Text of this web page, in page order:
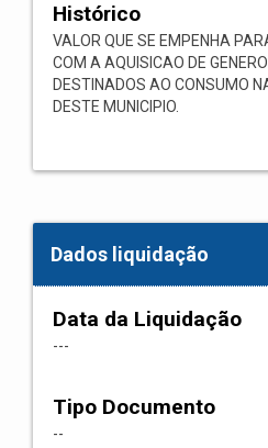
Histórico
VALOR QUE SE EMPENHA
COM A AQUISICAO DE
DESTINADOS AO CONSUMO
DESTE MUNICIPIO.
Dados liquidação
Data da Liquidação
---
Tipo Documento
--